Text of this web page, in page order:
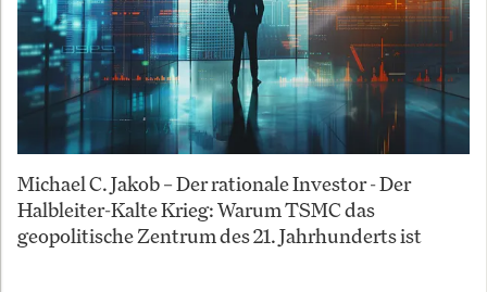
Michael C. Jakob – Der rationale Investor - Der
Halbleiter-Kalte Krieg: Warum TSMC das
geopolitische Zentrum des 21. Jahrhunderts ist